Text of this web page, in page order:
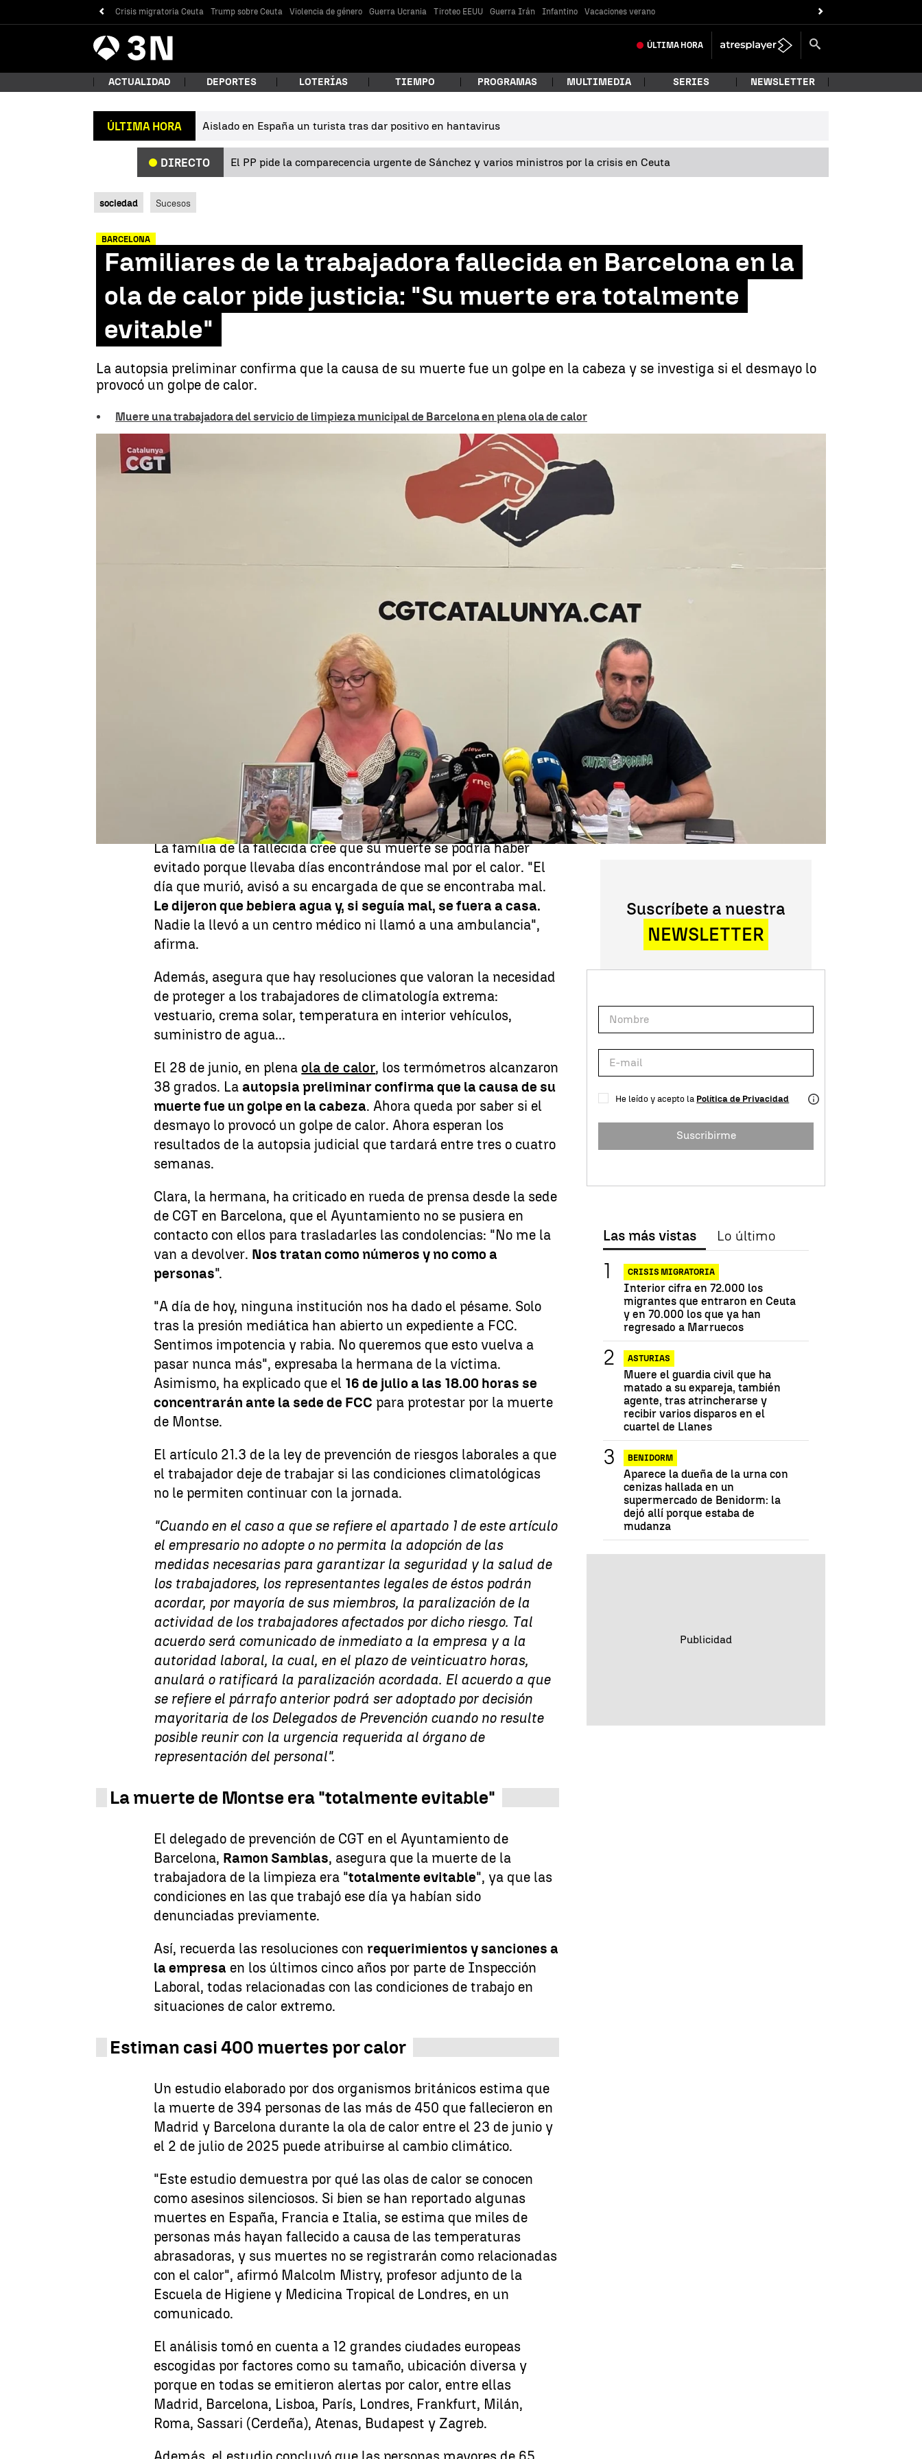
Crisis migratoria Ceuta Trump sobre Ceuta Violencia de género Guerra Ucrania Tiroteo EEUU Guerra Irán Infantino Vacaciones verano
Antena
3 Noticias ÚLTIMA HORA
¿Qué estás buscando?
Buscar
ACTUALIDAD DEPORTES LOTERÍAS TIEMPO PROGRAMAS MULTIMEDIA SERIES NEWSLETTER
ÚLTIMA HORA Aislado en España un turista tras dar positivo en hantavirus
DIRECTO El PP pide la comparecencia urgente de Sánchez y varios ministros por la crisis en Ceuta
sociedad Sucesos
BARCELONA
Familiares de la trabajadora fallecida en Barcelona en la
ola de calor pide justicia: "Su muerte era totalmente
evitable"
La autopsia preliminar confirma que la causa de su muerte fue un golpe en la cabeza y se investiga si el desmayo lo
provocó un golpe de calor.
Muere una trabajadora del servicio de limpieza municipal de Barcelona en plena ola de calor
La hermana de Montse, latrabajadora de 51 años del servicio
de limpieza de Barcelonaque
falleció tras una jornada laboral
con altas temperaturas, pide justicia por ella. "No queremos que
vuelva a pasar más". Por ello,exigen medidas reales y no
protocolos que se quedan en papel
para que nadie más pierda
la vida por trabajar bajo un sol extremo.
La familia de la fallecida cree que su muerte se podría haber
evitado porque llevaba días encontrándose mal por el calor. "El
día que murió, avisó a su encargada de que se encontraba mal.
Le dijeron que bebiera agua y, si seguía mal, se fuera a casa.
Nadie la llevó a un centro médico ni llamó a una ambulancia",
afirma.
Además, asegura que hay resoluciones que valoran la necesidad
de proteger a los trabajadores de climatología extrema:
vestuario, crema solar, temperatura en interior vehículos,
suministro de agua...
El 28 de junio, en plenaola de calor, los termómetros alcanzaron
38 grados. Laautopsia preliminar confirma que la causa de su
muerte fue un golpe en la cabeza. Ahora queda por saber si el
desmayo lo provocó un golpe de calor. Ahora esperan los
resultados de la autopsia judicial que tardará entre tres o cuatro
semanas.
Clara, la hermana, ha criticado en rueda de prensa desde la sede
de CGT en Barcelona, que el Ayuntamiento no se pusiera en
contacto con ellos para trasladarles las condolencias: "No me la
van a devolver. Nos tratan como números y no como a
personas".
"A día de hoy, ninguna institución nos ha dado el pésame. Solo
tras la presión mediática han abierto un expediente a FCC.
Sentimos impotencia y rabia. No queremos que esto vuelva a
pasar nunca más", expresaba la hermana de la víctima.
Asimismo, ha explicado que el 16 de julio a las 18.00 horas se
concentrarán ante la sede de FCC para protestar por la muerte
de Montse.
El artículo 21.3 de la ley de prevención de riesgos laborales a que
el trabajador deje de trabajar si las condiciones climatológicas
no le permiten continuar con la jornada.
"Cuando en el caso a que se refiere el apartado 1 de este artículo
el empresario no adopte o no permita la adopción de las
medidas necesarias para garantizar la seguridad y la salud de
los trabajadores, los representantes legales de éstos podrán
acordar, por mayoría de sus miembros, la paralización de la
actividad de los trabajadores afectados por dicho riesgo. Tal
acuerdo será comunicado de inmediato a la empresa y a la
autoridad laboral, la cual, en el plazo de veinticuatro horas,
anulará o ratificará la paralización acordada. El acuerdo a que
se refiere el párrafo anterior podrá ser adoptado por decisión
mayoritaria de los Delegados de Prevención cuando no resulte
posible reunir con la urgencia requerida al órgano de
representación del personal".
La muerte de Montse era "totalmente evitable"
El delegado de prevención de CGT en el Ayuntamiento de
Barcelona, Ramon Samblas, asegura que la muerte de la
trabajadora de la limpieza era "totalmente evitable", ya que las
condiciones en las que trabajó ese día ya habían sido
denunciadas previamente.
Así, recuerda las resoluciones conrequerimientos y sanciones a
la empresa en los últimos cinco años por parte de Inspección
Laboral, todas relacionadas con las condiciones de trabajo en
situaciones de calor extremo.
Estiman casi 400 muertes por calor
Un estudio elaborado por dos organismos británicos estima que
la muerte de 394 personas de las más de 450 que fallecieron en
Madrid y Barcelona durante la ola de calor entre el 23 de junio y
el 2 de julio de 2025 puede atribuirse al cambio climático.
"Este estudio demuestra por qué las olas de calor se conocen
como asesinos silenciosos. Si bien se han reportado algunas
muertes en España, Francia e Italia, se estima que miles de
personas más hayan fallecido a causa de las temperaturas
abrasadoras, y sus muertes no se registrarán como relacionadas
con el calor", afirmó Malcolm Mistry, profesor adjunto de la
Escuela de Higiene y Medicina Tropical de Londres, en un
comunicado.
El análisis tomó en cuenta a 12 grandes ciudades europeas
escogidas por factores como su tamaño, ubicación diversa y
porque en todas se emitieron alertas por calor, entre ellas
Madrid, Barcelona, Lisboa, París, Londres, Frankfurt, Milán,
Roma, Sassari (Cerdeña), Atenas, Budapest y Zagreb.
Suscríbete a nuestra
NEWSLETTER
He leído y acepto la Política de Privacidad
Suscribirme
Las más vistas Lo último
CRISIS MIGRATORIA
Interior cifra en 72.000 los
migrantes que entraron en Ceuta
y en 70.000 los que ya han
regresado a Marruecos
ASTURIAS
Muere el guardia civil que ha
matado a su expareja, también
agente, tras atrincherarse y
recibir varios disparos en el
cuartel de Llanes
BENIDORM
Aparece la dueña de la urna con
cenizas hallada en un
supermercado de Benidorm: la
dejó allí porque estaba de
mudanza